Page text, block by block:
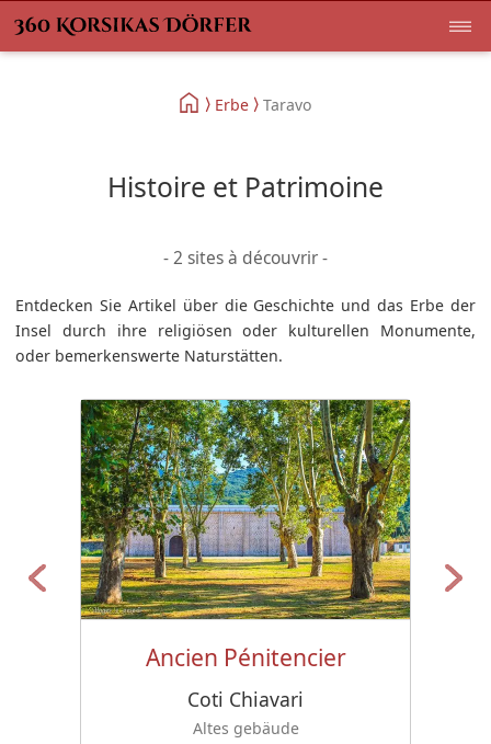
Erbe Taravo
Histoire et Patrimoine
- 2 sites à découvrir -
Entdecken Sie Artikel über die Geschichte und das Erbe der
Insel durch ihre religiösen oder kulturellen Monumente,
oder bemerkenswerte Naturstätten.
Ancien Pénitencier
Coti Chiavari
Altes gebäude